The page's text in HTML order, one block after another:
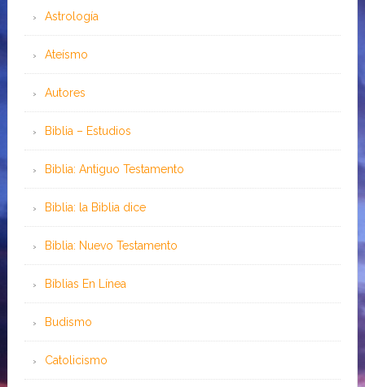
Astrología
Ateísmo
Autores
Biblia – Estudios
Biblia: Antiguo Testamento
Biblia: la Biblia dice
Biblia: Nuevo Testamento
Bíblias En Línea
Budismo
Catolicismo